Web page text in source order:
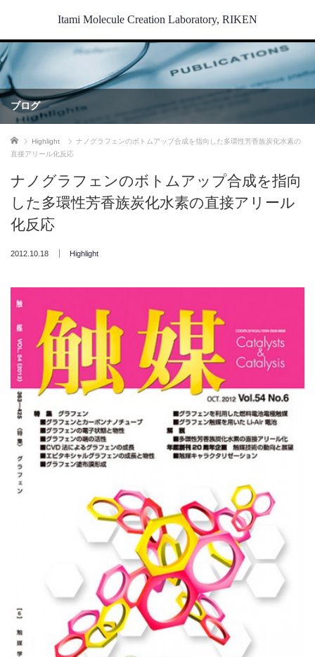
Itami Molecule Creation Laboratory, RIKEN
ブログ
ホーム Highlight
ナノグラフェンのボトムアップ合成を指向した多環性芳香族炭化水素の
直接アリール化反応
ナノグラフェンのボトムアップ合成を指向
した多環性芳香族炭化水素の直接アリール
化反応
2012.10.18 Highlight